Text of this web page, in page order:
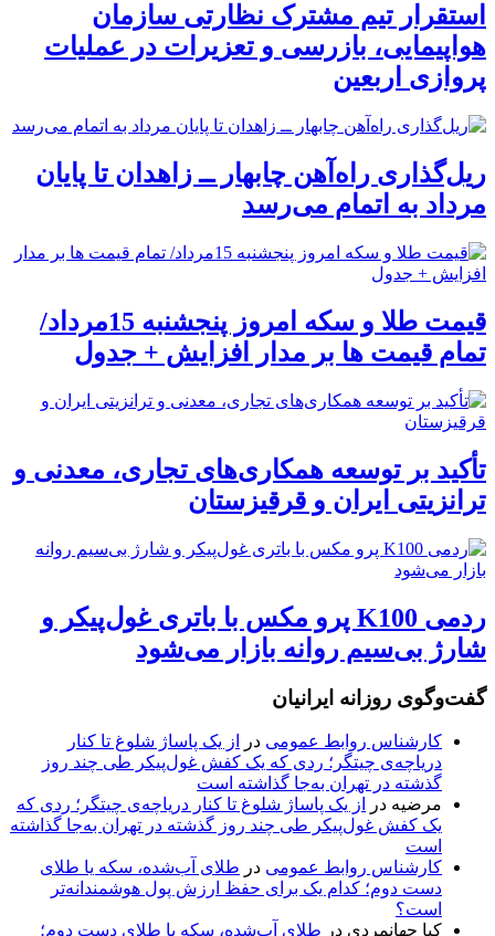
استقرار تیم مشترک نظارتی سازمان
هواپیمایی، بازرسی و تعزیرات در عملیات
پروازی اربعین
ریل‌گذاری راه‌آهن چابهار ــ زاهدان تا پایان
مرداد به اتمام می‌رسد
قیمت طلا و سکه امروز پنجشنبه 15مرداد/
تمام قیمت ها بر مدار افزایش + جدول
تأکید بر توسعه همکاری‌های تجاری، معدنی و
ترانزیتی ایران و قرقیزستان
ردمی K100 پرو مکس با باتری غول‌پیکر و
شارژ بی‌سیم روانه بازار می‌شود
گفت‌وگوی روزانه ایرانیان
کارشناس روابط عمومی در
از یک پاساژ شلوغ تا کنار
دریاچه‌ی چیتگر؛ ردی که یک کفش غول‌پیکر طی چند روز
گذشته در تهران به‌جا گذاشته است
مرضیه در
از یک پاساژ شلوغ تا کنار دریاچه‌ی چیتگر؛ ردی که
یک کفش غول‌پیکر طی چند روز گذشته در تهران به‌جا گذاشته
است
کارشناس روابط عمومی در طلای آب‌شده، سکه یا طلای
دست دوم؛ کدام یک برای حفظ ارزش پول هوشمندانه‌تر
است؟
کیا جهانمردی در طلای آب‌شده، سکه یا طلای دست دوم؛